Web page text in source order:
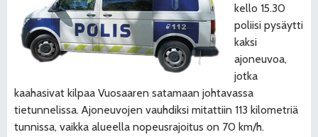
kello 15.30
poliisi pysäytti
kaksi
ajoneuvoa,
jotka
kaahasivat kilpaa Vuosaaren satamaan johtavassa
tietunnelissa. Ajoneuvojen vauhdiksi mitattiin 113 kilometriä
tunnissa, vaikka alueella nopeusrajoitus on 70 km/h.